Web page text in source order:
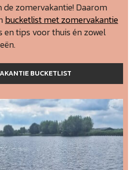
de zomervakantie! Daarom
bucketlist met zomervakantie
en tips voor thuis én zowel
BUCKETLIST